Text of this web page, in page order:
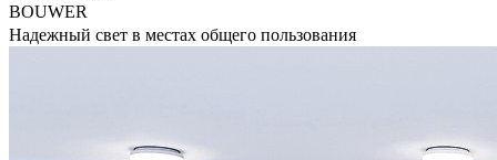
BOUWER
Надежный свет в местах общего пользования